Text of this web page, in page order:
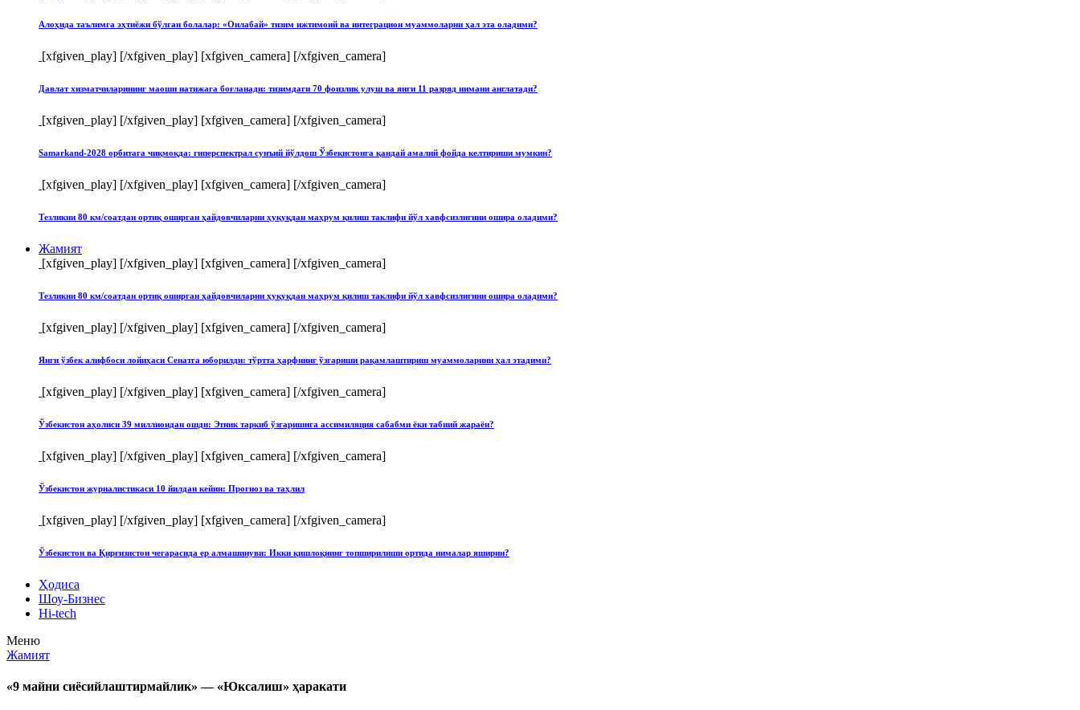
Алоҳида таълимга эҳтиёжи бўлган болалар: «Оилабай» тизим ижтимоий ва интеграцион муаммоларни ҳал эта оладими?
[xfgiven_play] [/xfgiven_play] [xfgiven_camera] [/xfgiven_camera]
Давлат хизматчиларининг маоши натижага боғланади: тизимдаги 70 фоизлик улуш ва янги 11 разряд нимани англатади?
[xfgiven_play] [/xfgiven_play] [xfgiven_camera] [/xfgiven_camera]
Samarkand-2028 орбитага чиқмоқда: гиперспектрал сунъий йўлдош Ўзбекистонга қандай амалий фойда келтириши мумкин?
[xfgiven_play] [/xfgiven_play] [xfgiven_camera] [/xfgiven_camera]
Тезликни 80 км/соатдан ортиқ оширган ҳайдовчиларни ҳуқуқдан маҳрум қилиш таклифи йўл хавфсизлигини ошира оладими?
Жамият
[xfgiven_play] [/xfgiven_play] [xfgiven_camera] [/xfgiven_camera]
Тезликни 80 км/соатдан ортиқ оширган ҳайдовчиларни ҳуқуқдан маҳрум қилиш таклифи йўл хавфсизлигини ошира оладими?
[xfgiven_play] [/xfgiven_play] [xfgiven_camera] [/xfgiven_camera]
Янги ўзбек алифбоси лойиҳаси Сенатга юборилди: тўртта ҳарфнинг ўзгариши рақамлаштириш муаммоларини ҳал этадими?
[xfgiven_play] [/xfgiven_play] [xfgiven_camera] [/xfgiven_camera]
Ўзбекистон аҳолиси 39 миллиондан ошди: Этник таркиб ўзгаришига ассимиляция сабабми ёки табиий жараён?
[xfgiven_play] [/xfgiven_play] [xfgiven_camera] [/xfgiven_camera]
Ўзбекистон журналистикаси 10 йилдан кейин: Прогноз ва таҳлил
[xfgiven_play] [/xfgiven_play] [xfgiven_camera] [/xfgiven_camera]
Ўзбекистон ва Қирғизистон чегарасида ер алмашинуви: Икки қишлоқнинг топширилиши ортида нималар яширин?
Ҳодиса
Шоу-Бизнес
Hi-tech
Меню
Жамият
«9 майни сиёсийлаштирмайлик» — «Юксалиш» ҳаракати